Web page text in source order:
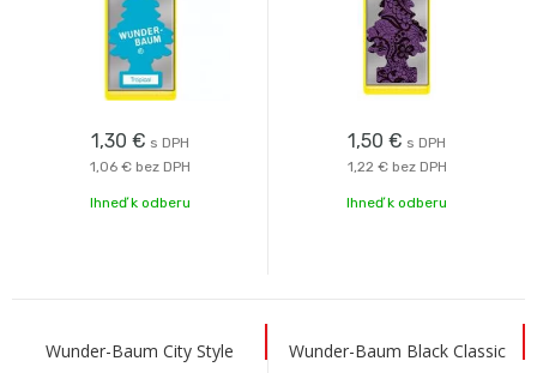
1,30 € s DPH
1,06 € bez DPH
Ihneď k odberu
1,50 € s DPH
1,22 € bez DPH
Ihneď k odberu
Wunder-Baum City Style Wunder-Baum Black Classic